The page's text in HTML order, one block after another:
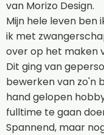
van Morizo Design.
Mijn hele leven ben
ik met
over op het maken
Dit ging van
bewerken van zo'n
hand gelopen
fulltime te gaan
Spannend, maar